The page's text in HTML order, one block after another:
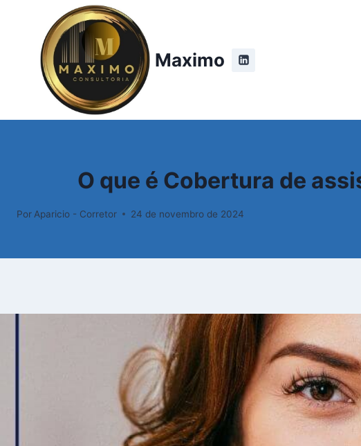
Conteúdo
Maximo
O que é Cobertura de
Por Aparicio - Corretor 24 de novembro de 2024